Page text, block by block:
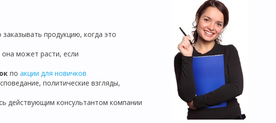
продукцию, когда это
она может расти, если
по акции для новичков
политические взгляды,
действующим консультантом компании